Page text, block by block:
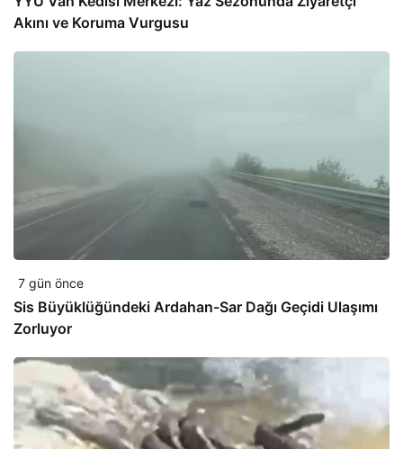
Akını ve Koruma Vurgusu
7 gün önce
Sis Büyüklüğündeki Ardahan-Sar Dağı Geçidi Ulaşımı
Zorluyor